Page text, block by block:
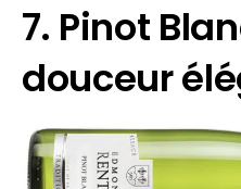
7. Pinot
douceur